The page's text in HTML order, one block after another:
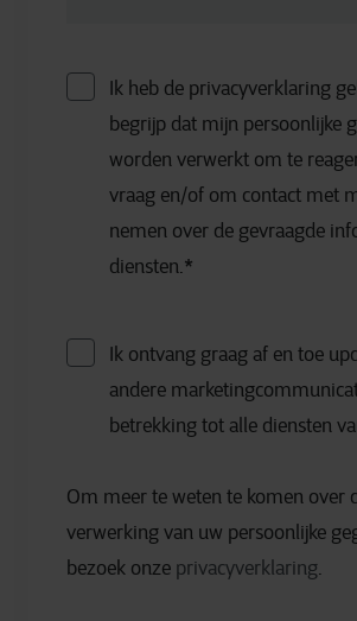
Ik heb de privacyverklaring
begrijp dat mijn persoonlijke
worden verwerkt om te
vraag en/of om contact met
nemen over de gevraagde
diensten.*
Ik ontvang graag af en toe
andere
betrekking tot alle diensten
Om meer te weten te komen over
verwerking van uw persoonlijke
bezoek onze privacyverklaring.